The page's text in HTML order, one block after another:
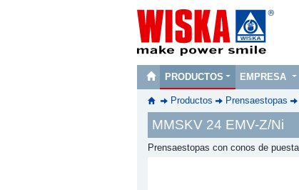
PRODUCTOS EMPRESA
Productos Prensaestopas
MMSKV 24 EMV-Z/Ni
Prensaestopas con conos de